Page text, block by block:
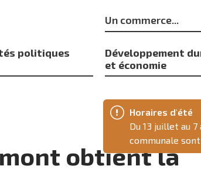
Horaires d'été
Du 13 juillet au
communale
Mots
clés
politiques
Développement
et économie
obtient la